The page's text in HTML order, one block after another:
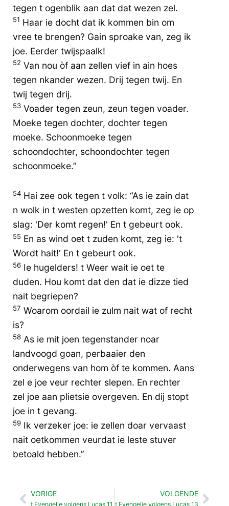
tegen t ogenblik aan dat dat wezen zel.
51 Haar ie docht dat ik kommen bin om
vree te brengen? Gain sproake van, zeg ik
joe. Eerder twijspaalk!
52 Van nou òf aan zellen vief in ain hoes
tegen nkander wezen. Drij tegen twij. En
twij tegen drij.
53 Voader tegen zeun, zeun tegen voader.
Moeke tegen dochter, dochter tegen
moeke. Schoonmoeke tegen
schoondochter, schoondochter tegen
schoonmoeke.”
54 Hai zee ook tegen t volk: “As ie zain dat
n wolk in t westen opzetten komt, zeg ie op
slag: 'Der komt regen!' En t gebeurt ook.
55 En as wind oet t zuden komt, zeg ie: 't
Wordt hait!' En t gebeurt ook.
56 Ie hugelders! t Weer wait ie oet te
duden. Hou komt dat den dat ie dizze tied
nait begriepen?
57 Woarom oordail ie zulm nait wat of recht
is?
58 As ie mit joen tegenstander noar
landvoogd goan, perbaaier den
onderwegens van hom òf te kommen. Aans
zel e joe veur rechter slepen. En rechter
zel joe aan plietsie overgeven. En dij stopt
joe in t gevang.
59 Ik verzeker joe: ie zellen doar vervaast
nait oetkommen veurdat ie leste stuver
betoald hebben.”
Vorige
VORIGE
t Evengelie volgens Lucas 11
VOLGENDE
t Evengelie volgens Lucas 13